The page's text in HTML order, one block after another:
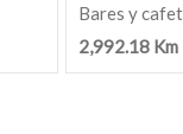
Bares y
2,992.18 Km